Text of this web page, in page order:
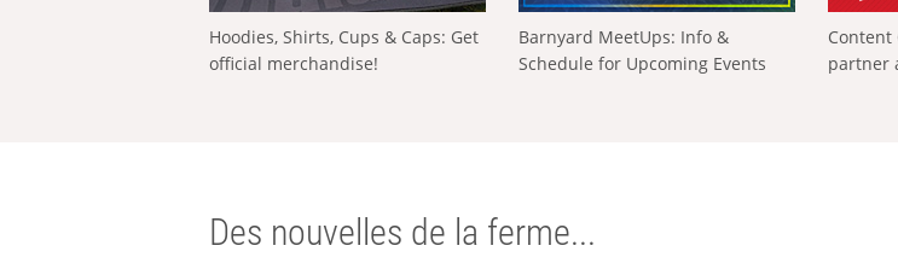
Hoodies, Shirts, Cups & Caps: Get
official merchandise!
Barnyard MeetUps: Info &
Schedule for Upcoming Events
Content
partner
Des nouvelles de la ferme...